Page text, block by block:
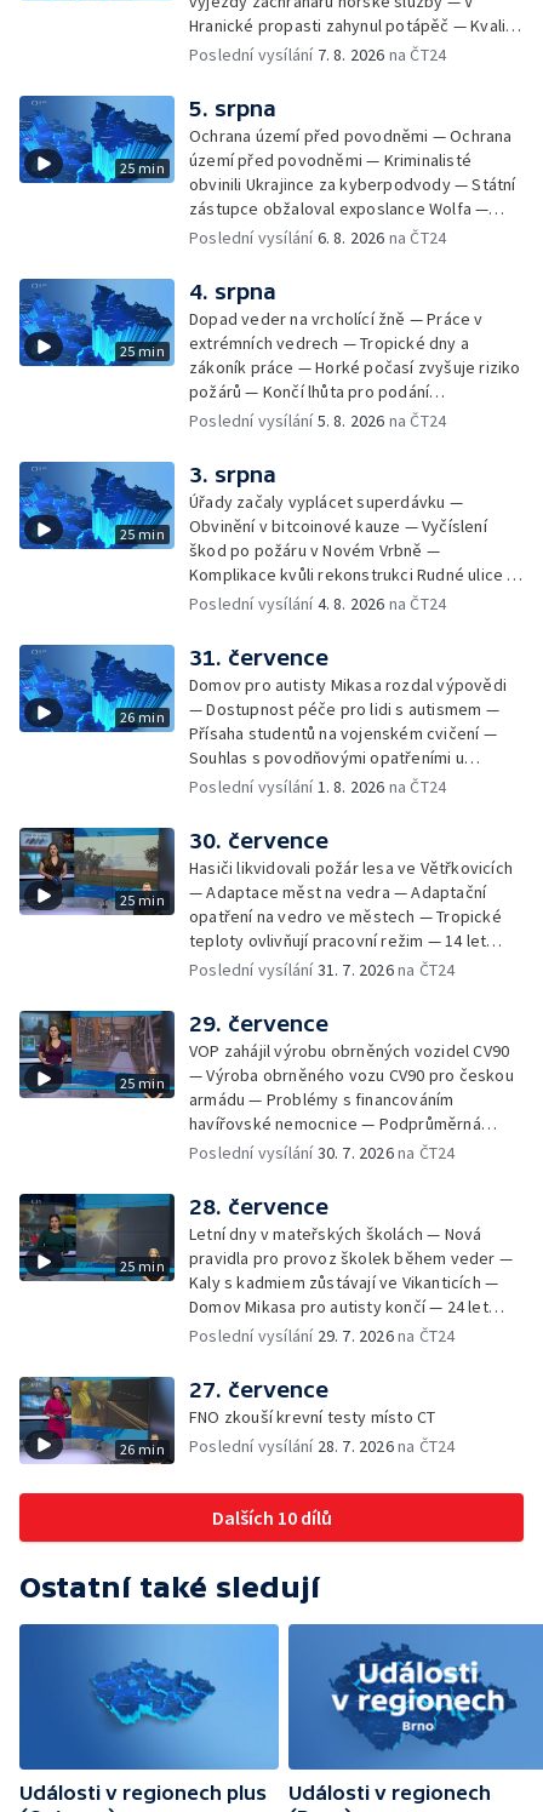
památek
Hranické propasti zahynul potápěč — Kvalita
vody ke koupání — Zavlažování zeleniny v
Kempování v horkém počasí — Výběr ze
sociálních sítí Události Ostrava — Zkoumání
horka na zastávkách MHD — Promítání filmu
Odyssea z 35 mm pásu
Poslední vysílání 7. 8. 2026 na ČT24
25 min
5. srpna
Ochrana území před povodněmi — Ochrana
území před povodněmi — Kriminalisté
obvinili Ukrajince za kyberpodvody — Státní
zástupce obžaloval exposlance Wolfa —
Péče o hospodářská zvířata ve vedrech —
depozitu Vlastivědného muzea Olomouc —
Zakládání nových dětských skupin — Výběr
ze sociálních sítí Události Ostrava — Tresty
pro fotbalisty za korupci — Po stopách
Gebharda Blüchera
Poslední vysílání6. 8. 2026 na ČT24
25 min
4. srpna
Dopad veder na vrcholící žně — Práce v
extrémních vedrech — Tropické dny a
zákoník práce — Horké počasí zvyšuje riziko
požárů — Končí lhůta pro podání
kandidátních listin — Končí lhůta pro podání
rozsudek v lihové kauze — Výročí
zavraždění Václava III. v Olomouci — Těžba
unikátní rašeliny pro lázně v Karlově
Studánce — Výběr ze sociálních sítí ČT —
Nový program pro léčbu obezity —
Olomoucké (nejen) shakespearovské léto
Poslední vysílání5. 8. 2026 na ČT24
25 min
3. srpna
Úřady začaly vyplácet superdávku —
Obvinění v bitcoinové kauze — Vyčíslení
škod po požáru v Novém Vrbně —
Komplikace kvůli rekonstrukci Rudné ulice —
Nárůst zájmu o klimatizace — Výluka vlaků
Protipovodňová opatření v Troubkách —
Zájem o bydlení na vysokoškolskýc kolejích
— Vrcholí sklizeň levandulí
Poslední vysílání4. 8. 2026 na ČT24
26 min
31. července
Domov pro autisty Mikasa rozdal výpovědi
— Dostupnost péče pro lidi s autismem —
Přísaha studentů na vojenském cvičení —
Souhlas s povodňovými opatřeními u
Troubek — Opravy Rudné omezí dopravu —
počasí na následující dny — Vedra táhnou na
chladnější místa — Hasiči lokalizovali požár
lesa na Opavsku — Požáry zemědělské
techniky na Olomoucku — Dva roky od
požáru škol v Českém Těšíně — Výstava
Sladké vzpomínky Opavska
Poslední vysílání1. 8. 2026 na ČT24
25 min
30. července
Hasiči likvidovali požár lesa ve Větřkovicích
— Adaptace měst na vedra — Adaptační
opatření na vedro ve městech — Tropické
teploty ovlivňují pracovní režim — 14 let
vězení za vraždu ženy ve Staříči/ —
— Podvodník připravil 17 lidí o 4 miliony —
DPO pořídí 70 nových elektrobusů — V
Olomouci přibude 20 elektrobusů —
Mistryně světa Kneblová zpět v Olomouci —
Mobilní kurníky pomáhají s kvalitou půdy —
Výběr ze sociálních sítí ČT — Nové varhany v
Rudě u Rýmařova
Poslední vysílání31. 7. 2026na ČT24
25 min
29. července
VOP zahájil výrobu obrněných vozidel CV90
— Výroba obrněného vozu CV90 pro českou
armádu — Problémy s financováním
havířovské nemocnice — Podprůměrná
návštěvnost koupališť v červenci — Do
Nedostatek krve v transfuzních stanicích —
Spor kvůli novému chodníku na Keprník —
Olomoucké shakespearovské léto
Poslední vysílání30. 7. 2026na ČT24
25 min
28. července
Letní dny v mateřských školách — Nová
pravidla pro provoz školek během veder —
Kaly s kadmiem zůstávají ve Vikanticích —
Domov Mikasa pro autisty končí — 24 let
vězení za zapálení ženy — Kybernetický
Gorol se chystá na festival — Nová
cyklostezka až na Slovensko — AI pomáhá
při endoskopii — Výběr ze sociálních sítí ČT
— Zemřela baletka Vlasta Pavelcová —
Jičíně
Poslední vysílání 29. 7. 2026na ČT24
26 min
27. července
FNO zkouší krevní testy místo CT
Poslední vysílání 28. 7. 2026na ČT24
Dalších 10 dílů
Ostatní také sledují
Události v regionech plus
Události v regionech